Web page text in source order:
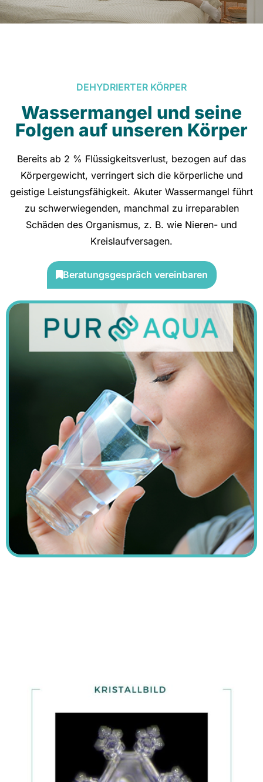
DEHYDRIERTER KÖRPER
Wassermangel und seine
Folgen auf unseren Körper
Bereits ab 2 % Flüssigkeitsverlust, bezogen auf das
Körpergewicht, verringert sich die körperliche und
geistige Leistungsfähigkeit. Akuter Wassermangel führt
zu schwerwiegenden, manchmal zu irreparablen
Schäden des Organismus, z. B. wie Nieren- und
Kreislaufversagen.
Beratungsgespräch vereinbaren